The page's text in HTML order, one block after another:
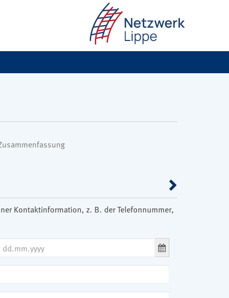
Kontaktinformation, z. B. der Telefonnummer,